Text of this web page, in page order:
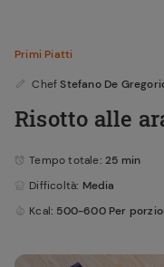
Primi Piatti
Chef Stefano De
Risotto alle
Tempo totale: 25 min
Difficoltà: Media
Kcal: 500-600 Per